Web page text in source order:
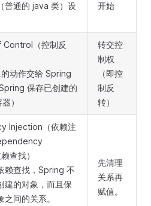
普通的 java 类）设
开始
（控制反
动作交给 Spring
保存已创建的
）
转交控
制权
（即控
制反
转）
Injection（依赖注
查找）
赖查找，Spring 不
建的对象，而且保
间的关系。
先清理
关系再
赋值。